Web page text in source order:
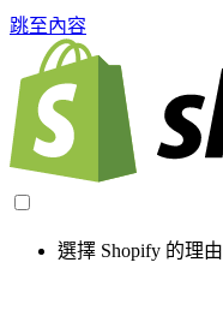
跳至內容
選擇 Shopify 的理由